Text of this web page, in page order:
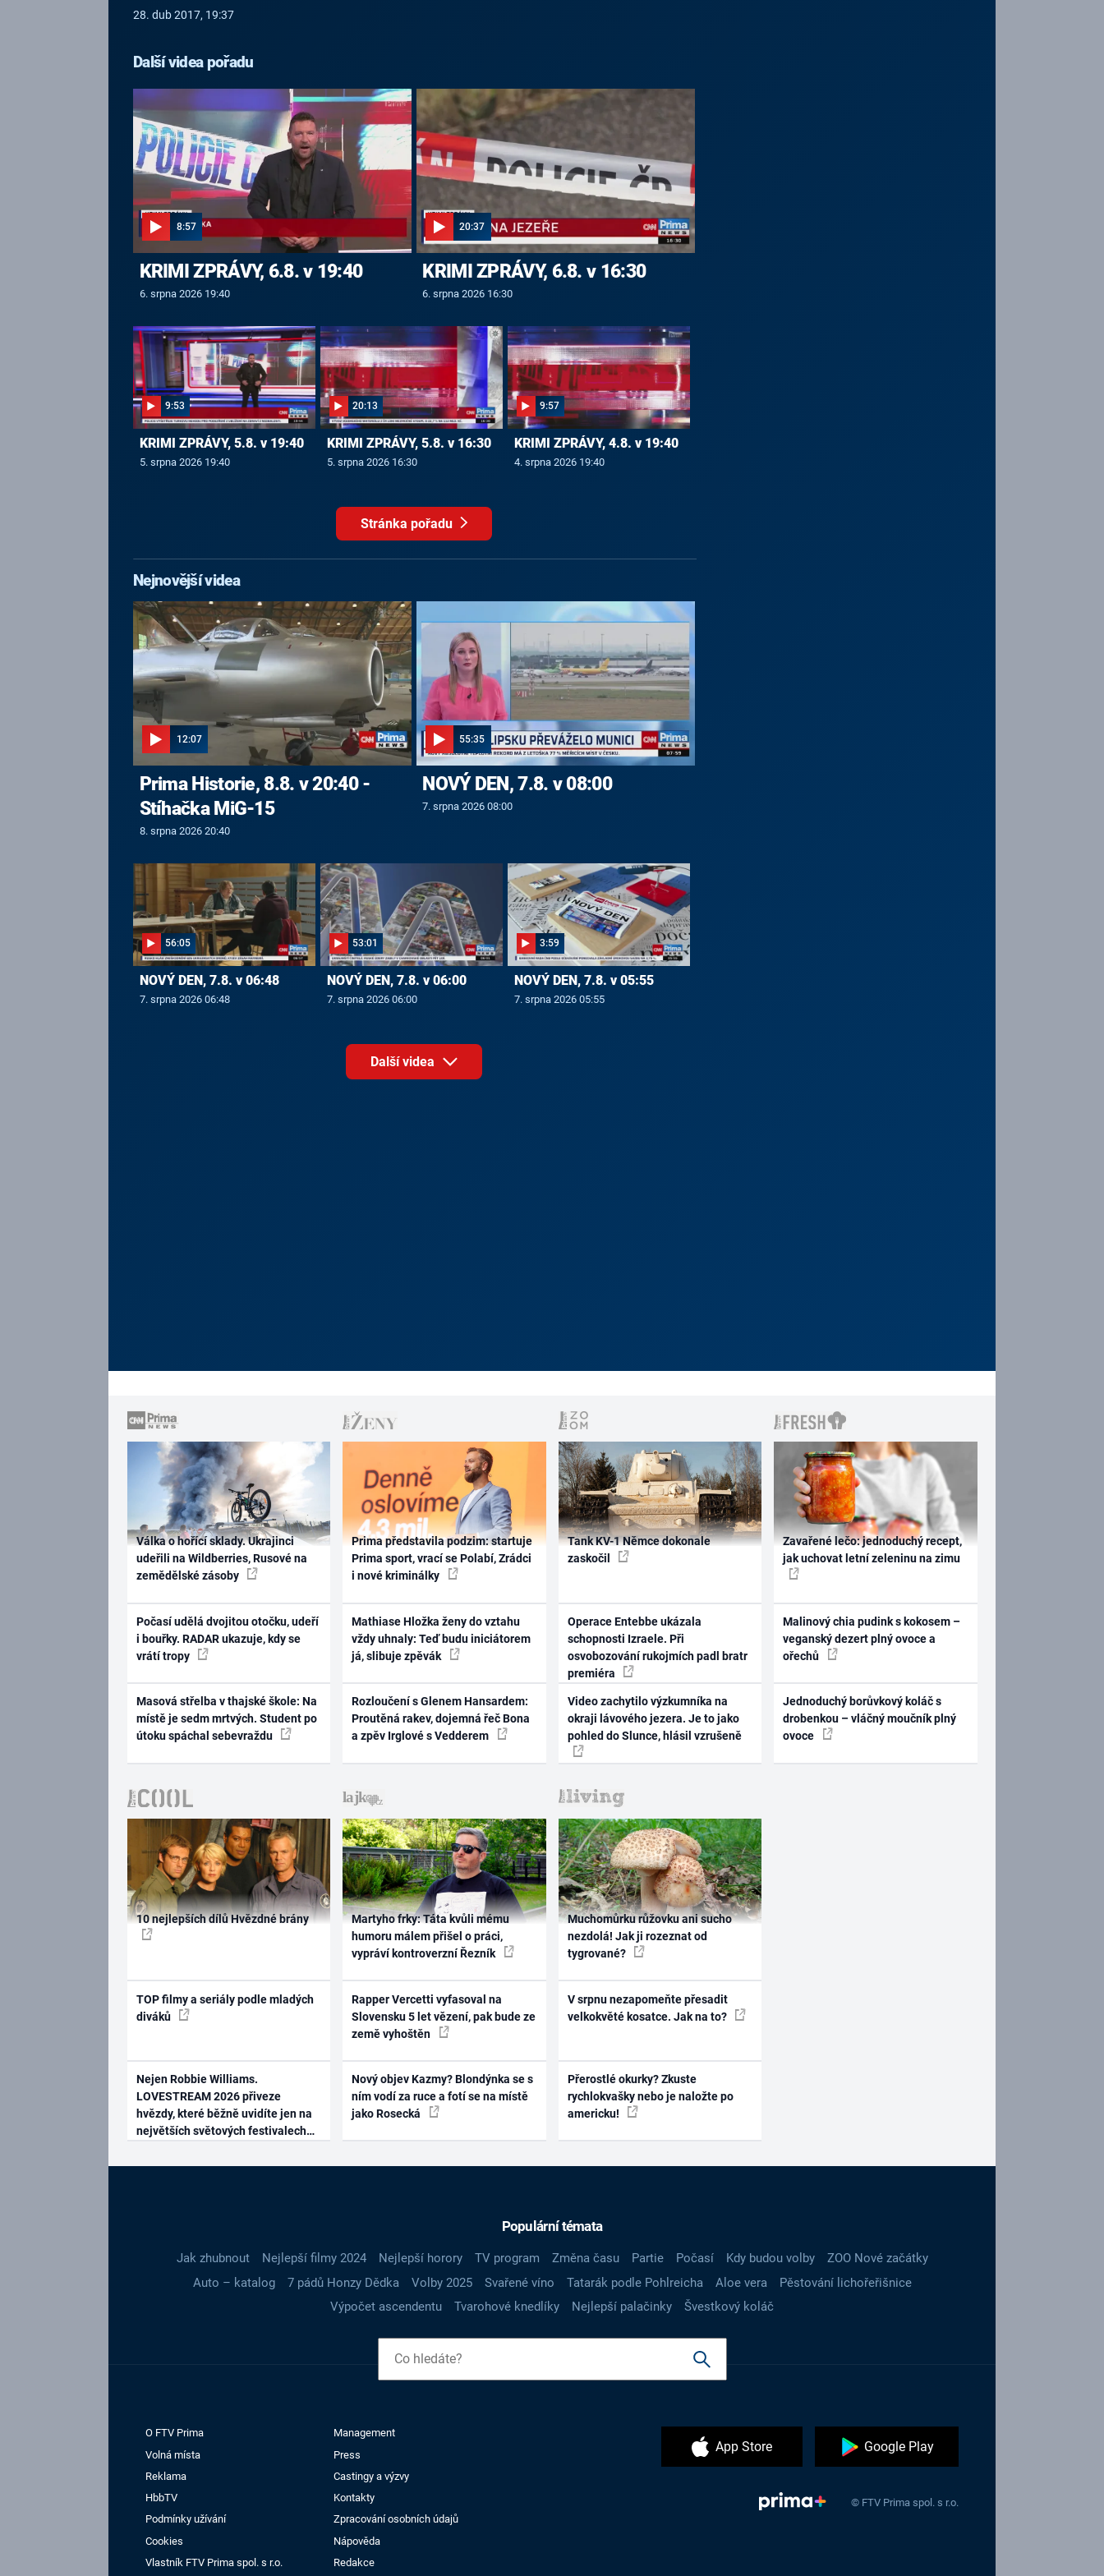
28. dub 2017, 19:37
Další videa pořadu
8:57
KRIMI ZPRÁVY, 6.8. v 19:40
6. srpna 2026 19:40
20:37
KRIMI ZPRÁVY, 6.8. v 16:30
6. srpna 2026 16:30
9:53
KRIMI ZPRÁVY, 5.8. v 19:40
5. srpna 2026 19:40
20:13
KRIMI ZPRÁVY, 5.8. v 16:30
5. srpna 2026 16:30
9:57
KRIMI ZPRÁVY, 4.8. v 19:40
4. srpna 2026 19:40
Stránka pořadu
Nejnovější videa
12:07
Prima Historie, 8.8. v 20:40 -
Stíhačka MiG-15
8. srpna 2026 20:40
55:35
NOVÝ DEN, 7.8. v 08:00
7. srpna 2026 08:00
56:05
NOVÝ DEN, 7.8. v 06:48
7. srpna 2026 06:48
53:01
NOVÝ DEN, 7.8. v 06:00
7. srpna 2026 06:00
3:59
NOVÝ DEN, 7.8. v 05:55
7. srpna 2026 05:55
Další videa
Válka o hořící sklady. Ukrajinci
udeřili na Wildberries, Rusové na
zemědělské zásoby
Počasí udělá dvojitou otočku, udeří
i bouřky. RADAR ukazuje, kdy se
vrátí tropy
Masová střelba v thajské škole: Na
místě je sedm mrtvých. Student po
útoku spáchal sebevraždu
Prima představila podzim: startuje
Prima sport, vrací se Polabí, Zrádci
i nové kriminálky
Mathiase Hložka ženy do vztahu
vždy uhnaly: Teď budu iniciátorem
já, slibuje zpěvák
Rozloučení s Glenem Hansardem:
Proutěná rakev, dojemná řeč Bona
a zpěv Irglové s Vedderem
Tank KV-1 Němce dokonale
zaskočil
Operace Entebbe ukázala
schopnosti Izraele. Při
osvobozování rukojmích padl bratr
premiéra
Video zachytilo výzkumníka na
okraji lávového jezera. Je to jako
pohled do Slunce, hlásil vzrušeně
Zavařené lečo: jednoduchý recept,
jak uchovat letní zeleninu na zimu
Malinový chia pudink s kokosem –
veganský dezert plný ovoce a
ořechů
Jednoduchý borůvkový koláč s
drobenkou – vláčný moučník plný
ovoce
10 nejlepších dílů Hvězdné brány
TOP filmy a seriály podle mladých
diváků
Nejen Robbie Williams.
LOVESTREAM 2026 přiveze
hvězdy, které běžně uvidíte jen na
největších světových festivalech
Martyho frky: Táta kvůli mému
humoru málem přišel o práci,
vypráví kontroverzní Řezník
Rapper Vercetti vyfasoval na
Slovensku 5 let vězení, pak bude ze
země vyhoštěn
Nový objev Kazmy? Blondýnka se s
ním vodí za ruce a fotí se na místě
jako Rosecká
Muchomůrku růžovku ani sucho
nezdolá! Jak ji rozeznat od
tygrované?
V srpnu nezapomeňte přesadit
velkokvěté kosatce. Jak na to?
Přerostlé okurky? Zkuste
rychlokvašky nebo je naložte po
americku!
Populární témata
Jak zhubnout Nejlepší filmy 2024 Nejlepší horory TV program Změna času Partie Počasí Kdy budou volby
ZOO Nové začátky
Auto – katalog
7 pádů Honzy Dědka Volby 2025 Svařené víno Tatarák podle Pohlreicha Aloe vera
Pěstování lichořeřišnice
Výpočet ascendentu
Tvarohové knedlíky Nejlepší palačinky Švestkový koláč
O FTV Prima
Management
Volná místa
Press
Reklama
Castingy a výzvy
HbbTV
Kontakty
Podmínky užívání
Zpracování osobních údajů
Cookies
Nápověda
Vlastník FTV Prima spol. s r.o.
Redakce
App Store Google Play
© FTV Prima spol. s r.o.